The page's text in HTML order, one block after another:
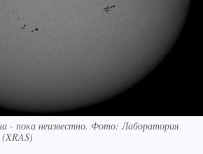
- пока неизвестно. Фото: Лаборатория